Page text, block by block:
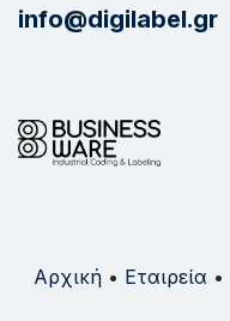
info@digilabel.gr
Αρχική • Εταιρεία •